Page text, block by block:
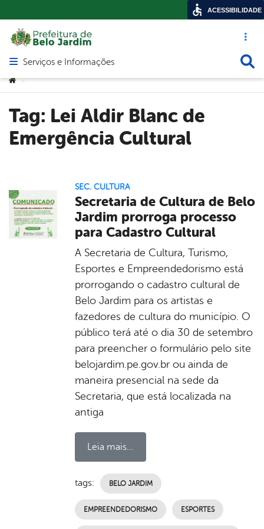
Acesso
Abrir menu principal de navegação
Serviços e Informações
Você está aqui:
>
Tag: Lei Aldir Blanc de
Emergência Cultural
SEC. CULTURA
Secretaria de Cultura de Belo
Jardim prorroga processo
para Cadastro Cultural
A Secretaria de Cultura, Turismo,
Esportes e Empreendedorismo está
prorrogando o cadastro cultural de
Belo Jardim para os artistas e
fazedores de cultura do município. O
público terá até o dia 30 de setembro
para preencher o formulário pelo site
belojardim.pe.gov.br ou ainda de
maneira presencial na sede da
Secretaria, que está localizada na
antiga
Leia mais...
tags: BELO JARDIM
EMPREENDEDORISMO ESPORTES
ACESSIBILIDADE